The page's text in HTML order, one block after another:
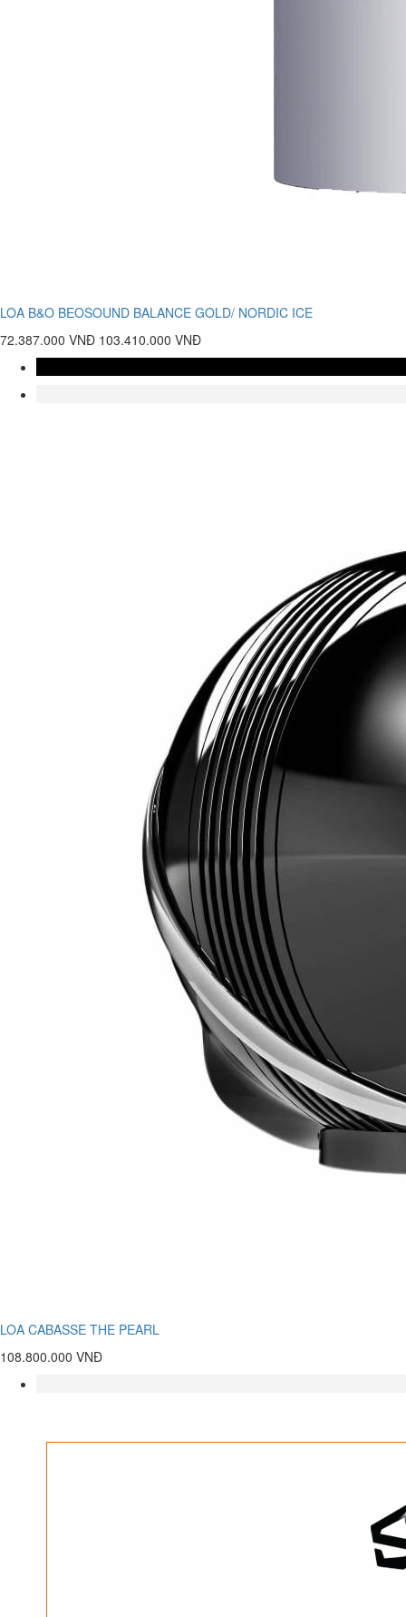
LOA B&O BEOSOUND BALANCE GOLD/ NORDIC ICE
72.387.000 VNĐ 103.410.000 VNĐ
LOA CABASSE THE PEARL
108.800.000 VNĐ